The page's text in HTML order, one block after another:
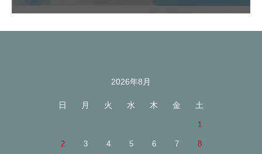
2026年8月
日 月 火 水 木 金 土
1
2 3 4 5 6 7 8